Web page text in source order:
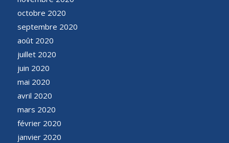
octobre 2020
septembre 2020
août 2020
juillet 2020
juin 2020
mai 2020
avril 2020
mars 2020
février 2020
janvier 2020